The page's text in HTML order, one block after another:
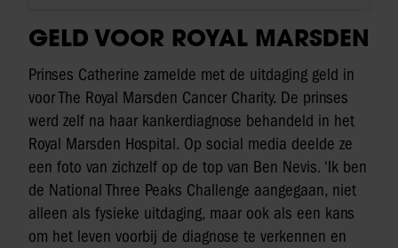
GELD VOOR ROYAL MARSDEN
Prinses Catherine zamelde met de uitdaging geld in
voor The Royal Marsden Cancer Charity. De prinses
werd zelf na haar kankerdiagnose behandeld in het
Royal Marsden Hospital. Op social media deelde ze
een foto van zichzelf op de top van Ben Nevis. ‘Ik ben
de National Three Peaks Challenge aangegaan, niet
alleen als fysieke uitdaging, maar ook als een kans
om het leven voorbij de diagnose te verkennen en